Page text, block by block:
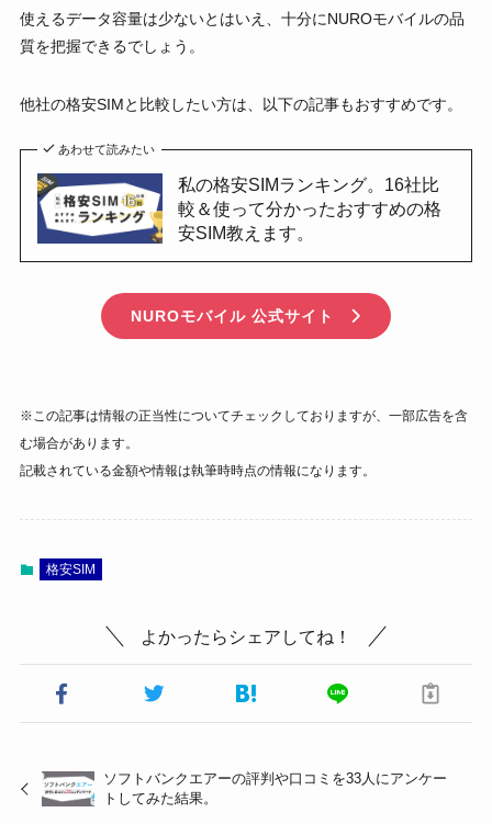
使えるデータ容量は少ないとはいえ、十分にNUROモバイルの品
質を把握できるでしょう。
他社の格安SIMと比較したい方は、以下の記事もおすすめです。
あわせて読みたい
私の格安SIMランキング。16社比
較＆使って分かったおすすめの格
安SIM教えます。
NUROモバイル 公式サイト
※この記事は情報の正当性についてチェックしておりますが、一部広告を含
む場合があります。
記載されている金額や情報は執筆時時点の情報になります。
格安SIM
よかったらシェアしてね！
ソフトバンクエアーの評判や口コミを33人にアンケー
トしてみた結果。